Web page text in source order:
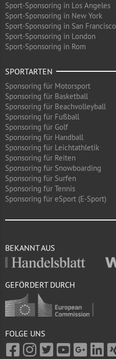
Sport-Sponsoring in Los Angeles
Sport-Sponsoring in New York
Sport-Sponsoring in San Francisco
Sport-Sponsoring in London
Sport-Sponsoring in Rom
SPORTARTEN
Sponsoring für Motorsport
Sponsoring für Basketball
Sponsoring für Beachvolleyball
Sponsoring für Fußball
Sponsoring für Golf
Sponsoring für Handball
Sponsoring für Leichtathletik
Sponsoring für Reiten
Sponsoring für Snowboarding
Sponsoring für Surfen
Sponsoring für Tennis
Sponsoring für eSport (E-Sport)
BEKANNT AUS
GEFÖRDERT DURCH
FOLGE UNS